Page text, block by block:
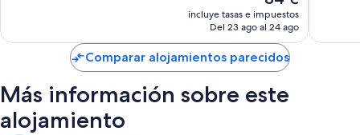
precio
actual
de
84 €
incluye tasas e impuestos
Del 23 ago al 24 ago
Comparar alojamientos parecidos
Más información sobre este
alojamiento